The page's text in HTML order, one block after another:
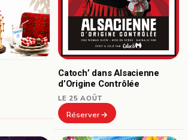
Catoch’ dans Alsacienne
d’Origine Contrôlée
LE 25 AOÛT
Réserver